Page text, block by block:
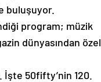
buluşuyor.
program; müzik
dünyasından özel
50fifty’nin 120.